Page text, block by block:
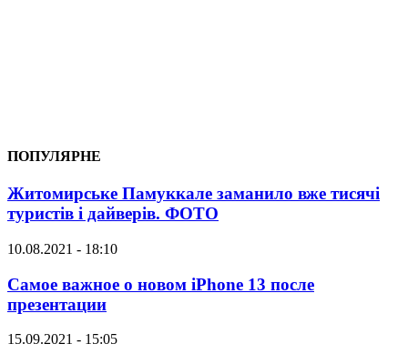
ПОПУЛЯРНЕ
Житомирське Памуккале заманило вже тисячі
туристів і дайверів. ФОТО
10.08.2021 - 18:10
Самое важное о новом iPhone 13 после
презентации
15.09.2021 - 15:05